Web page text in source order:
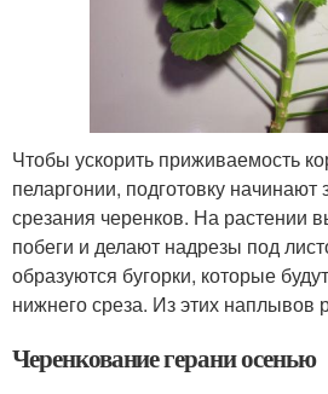
Чтобы ускорить приживаемость
пеларгонии, подготовку начинают
срезания черенков. На растении
побеги и делают надрезы под
образуются бугорки, которые
нижнего среза. Из этих наплывов
Черенкование герани осенью